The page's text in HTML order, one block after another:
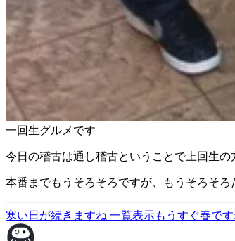
一回生グルメです
今日の稽古は通し稽古ということで上回生
本番までもうそろそろですが、もうそろそ
寒い日が続きますね 一覧表示もうすぐ春です